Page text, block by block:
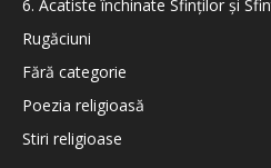
6. Acatiste închinate Sfinților și
Rugăciuni
Fără categorie
Poezia religioasă
Stiri religioase